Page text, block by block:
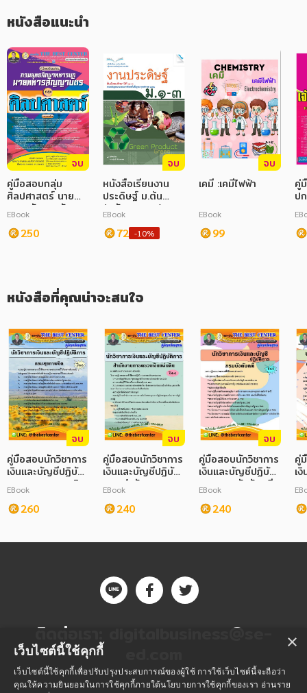
การเกษตร ชีววิทยา
การเรียน การศึกษา
เทคโนโลยี การสื่อสาร วิทยาศาสตร์
ภาษาศาสตร์
หนังสือเด็ก
การพัฒนาตนเอง
ความรู้ทั่วไป
การ์ตูนความรู้ การ์ตูน
การ์ตูนมังงะ (Manga)
หนังสือแนะนำ
จบ
คู่มือสอบกลุ่ม
ศิลปศาสตร์ นาย
ทหารสัญญาบัตร
กรมยุทธศึกษาทหาร
บก
EBook
250
จบ
หนังสือเรียนงาน
ประดิษฐ์ ม.ต้น
(หลักสูตร 51)
EBook
72 -10%
จบ
เคมี :เคมีไฟฟ้า
EBook
99
คู่
ป
ป
หนังสือที่คุณน่าจะสนใจ
จบ
คู่มือสอบนักวิชาการ
เงินและบัญชีปฏิบัติ
การ กรมสุขภาพจิต
EBook
260
จบ
คู่มือสอบนักวิชาการ
เงินและบัญชีปฏิบัติ
การ สำนักงานตรวจ
เงินแผ่นดิน
EBook
240
จบ
คู่มือสอบนักวิชาการ
เงินและบัญชีปฏิบัติ
การ กรมบังคับคดี
EBook
240
คู่
เ
ก
เ
ติดต่อเรา: digitalbusiness@se- ×
เว็บไซต์นี้ใช้คุกกี้
เว็บไซต์นี้ใช้คุกกี้เพื่อปรับปรุงประสบการณ์ของผู้ใช้ การใช้เว็บไซต์นี้จะถือว่า
คุณให้ความยินยอมในการใช้คุกกี้ภายใต้นโยบายการใช้คุกกี้ของเรา อ่านราย